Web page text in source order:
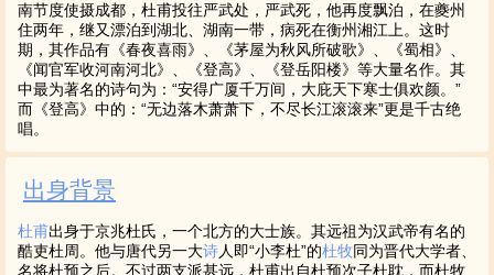
南节度使摄成都，杜甫投往严武处，严武死，他再度飘泊，在夔州
住两年，继又漂泊到湖北、湖南一带，病死在衡州湘江上。这时
期，其作品有《春夜喜雨》、《茅屋为秋风所破歌》、《蜀相》、
《闻官军收河南河北》、《登高》、《登岳阳楼》等大量名作。其
中最为著名的诗句为：“安得广厦千万间，大庇天下寒士俱欢颜。”
而《登高》中的：“无边落木萧萧下，不尽长江滚滚来”更是千古绝
唱。
出身背景
杜甫出身于京兆杜氏，一个北方的大士族。其远祖为汉武帝有名的
酷吏杜周。他与唐代另一大诗人即“小李杜”的杜牧同为晋代大学者、
名将杜预之后。不过两支派甚远，杜甫出自杜预次子杜耽，而杜牧